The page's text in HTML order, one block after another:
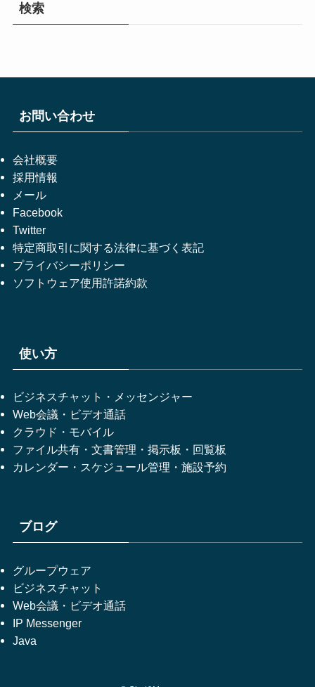
検索
お問い合わせ
会社概要
採用情報
メール
Facebook
Twitter
特定商取引に関する法律に基づく表記
プライバシーポリシー
ソフトウェア使用許諾約款
使い方
ビジネスチャット・メッセンジャー
Web会議・ビデオ通話
クラウド・モバイル
ファイル共有・文書管理・掲示板・回覧板
カレンダー・スケジュール管理・施設予約
ブログ
グループウェア
ビジネスチャット
Web会議・ビデオ通話
IP Messenger
Java